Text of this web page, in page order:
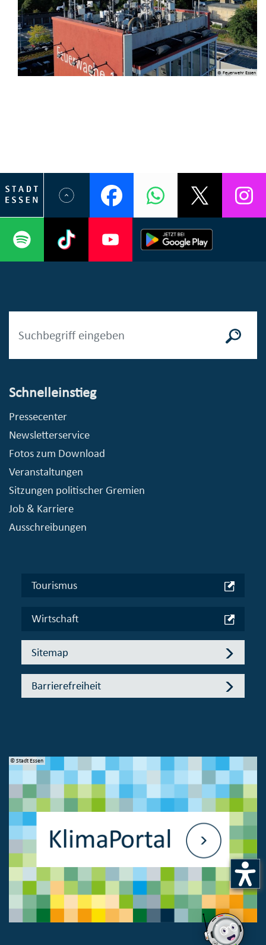
© Feuerwehr Essen
Schnelleinstieg
Pressecenter
Newsletterservice
Fotos zum Download
Veranstaltungen
Sitzungen politischer Gremien
Job & Karriere
Ausschreibungen
Tourismus
Wirtschaft
Sitemap
Barrierefreiheit
© Stadt Essen